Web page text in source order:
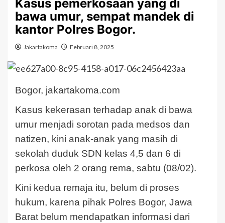
Kasus pemerkosaan yang di
bawa umur, sempat mandek di
kantor Polres Bogor.
Jakartakoma Februari 8, 2025
Bogor, jakartakoma.com
Kasus kekerasan terhadap anak di bawa
umur menjadi sorotan pada medsos dan
natizen, kini anak-anak yang masih di
sekolah duduk SDN kelas 4,5 dan 6 di
perkosa oleh 2 orang rema, sabtu (08/02).
Kini kedua remaja itu, belum di proses
hukum, karena pihak Polres Bogor, Jawa
Barat belum mendapatkan informasi dari